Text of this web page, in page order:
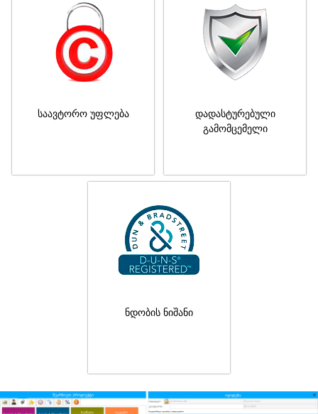
საავტორო უფლება
დადასტურებული
გამომცემელი
ნდობის ნიშანი